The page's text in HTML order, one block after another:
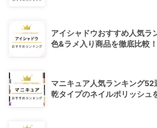
アイシャドウおすすめ人気ラ
色&ラメ入り商品を徹底比較！
マニキュア人気ランキング
乾タイプのネイルポリッシュ